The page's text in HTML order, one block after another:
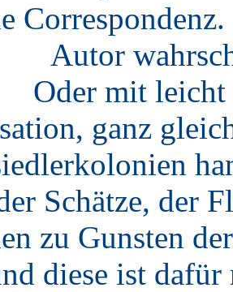
Autor
Oder mit leicht
ganz
Schätze, der
zu Gunsten
diese ist dafür